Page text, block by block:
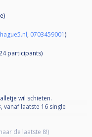
, 0703459001)
participants)
wil schieten.
laatste 16 single
de laatste 8!)